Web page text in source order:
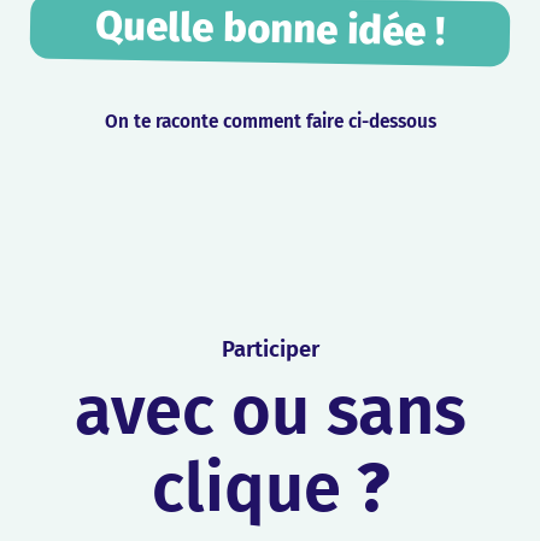
Quelle bonne idée !
On te raconte comment faire ci-dessous
Participer
avec ou sans
clique ?